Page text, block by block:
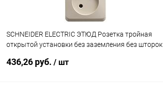
SCHNEIDER ELECTRIC ЭТЮД Розетка тройная
открытой установки без заземления без шторок
436,26 руб. / шт